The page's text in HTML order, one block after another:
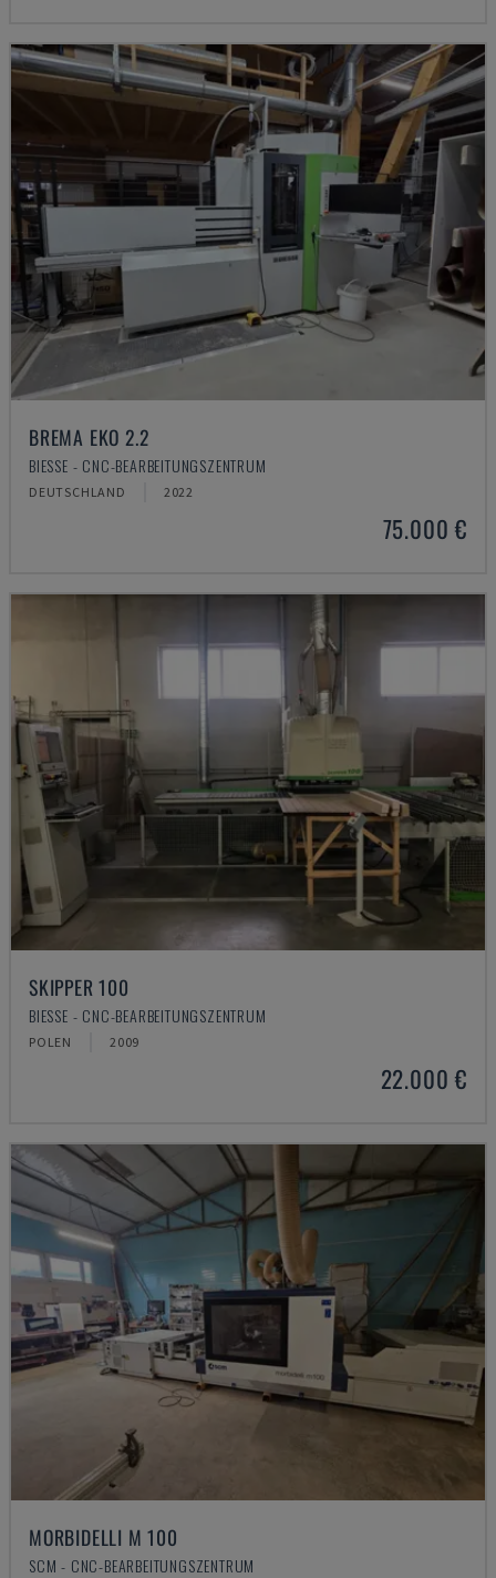
BREMA EKO 2.2
BIESSE - CNC-BEARBEITUNGSZENTRUM
DEUTSCHLAND 2022
75.000 €
SKIPPER 100
BIESSE - CNC-BEARBEITUNGSZENTRUM
POLEN 2009
22.000 €
MORBIDELLI M 100
SCM - CNC-BEARBEITUNGSZENTRUM